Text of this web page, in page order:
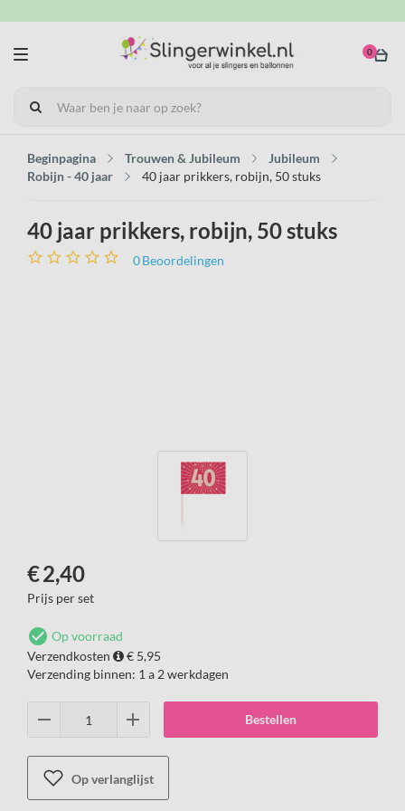
0
Beginpagina Trouwen & Jubileum
Jubileum
Robijn - 40 jaar
40 jaar prikkers, robijn, 50 stuks
40 jaar prikkers, robijn, 50 stuks
0Beoordelingen
€2,40
Prijs per set
Op voorraad
Verzendkosten
€ 5,95
Verzending binnen: 1 a 2 werkdagen
Bestellen
Op verlanglijst